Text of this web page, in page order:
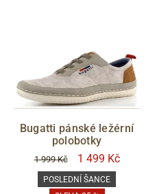
Bugatti pánské ležérní
polobotky
1 999 Kč 1 499 Kč
POSLEDNÍ ŠANCE